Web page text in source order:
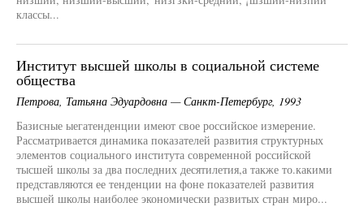
классы...
Институт высшей школы в социальной системе
общества
Петрова, Татьяна Эдуардовна — Санкт-Петербург, 1993
Базисные ыегатенденции имеют свое российское измерение.
Рассматривается динамика показателей развития структурных
элементов социального института современной российской
тысшей школы за два последних десятилетия,а также то.какими
представляются ее тенденции на фоне показателей развития
высшей школы наиболее экономически развитых стран миро...